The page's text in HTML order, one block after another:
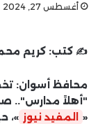
أغسطس 27, 2024
✍️ كتب: كريم
محافظ أسوان:
"أهلاً مدارس"..
«
المفيد نيوز »،